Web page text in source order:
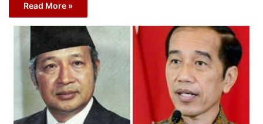
Read More »